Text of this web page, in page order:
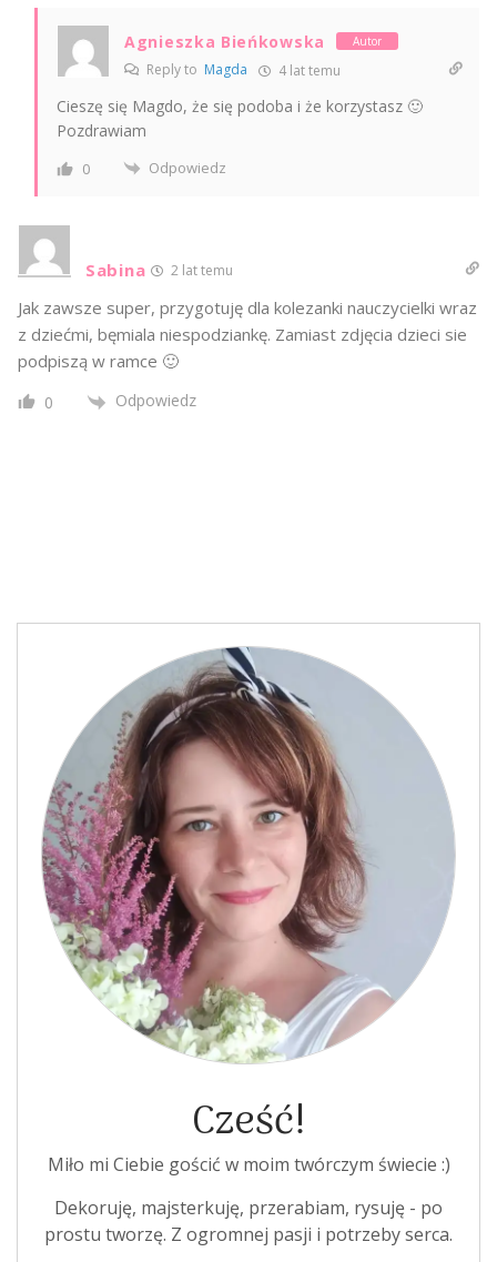
Agnieszka Bieńkowska Autor
Reply to Magda 4 lat temu
Cieszę się Magdo, że się podoba i że korzystasz 🙂
Pozdrawiam
0 Odpowiedz
Sabina 2 lat temu
Jak zawsze super, przygotuję dla kolezanki nauczycielki wraz
z dziećmi, bęmiala niespodziankę. Zamiast zdjęcia dzieci sie
podpiszą w ramce 🙂
0 Odpowiedz
Cześć!
Miło mi Ciebie gościć w moim twórczym świecie :)
Dekoruję, majsterkuję, przerabiam, rysuję - po
prostu tworzę. Z ogromnej pasji i potrzeby serca.